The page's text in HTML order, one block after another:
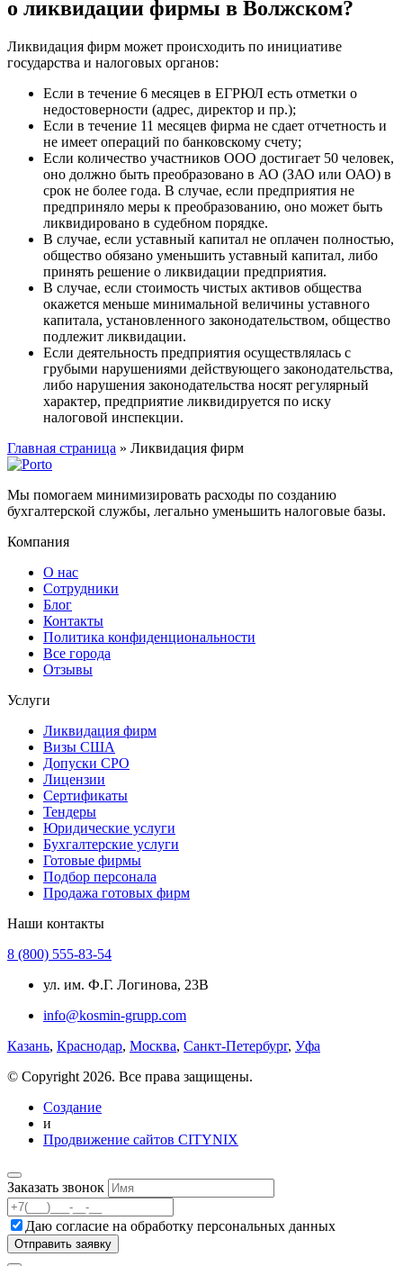
о ликвидации фирмы в Волжском?
Ликвидация фирм может происходить по инициативе
государства и налоговых органов:
Если в течение 6 месяцев в ЕГРЮЛ есть отметки о
недостоверности (адрес, директор и пр.);
Если в течение 11 месяцев фирма не сдает отчетность и
не имеет операций по банковскому счету;
Если количество участников ООО достигает 50 человек,
оно должно быть преобразовано в АО (ЗАО или ОАО) в
срок не более года. В случае, если предприятия не
предприняло меры к преобразованию, оно может быть
ликвидировано в судебном порядке.
В случае, если уставный капитал не оплачен полностью,
общество обязано уменьшить уставный капитал, либо
принять решение о ликвидации предприятия.
В случае, если стоимость чистых активов общества
окажется меньше минимальной величины уставного
капитала, установленного законодательством, общество
подлежит ликвидации.
Если деятельность предприятия осуществлялась с
грубыми нарушениями действующего законодательства,
либо нарушения законодательства носят регулярный
характер, предприятие ликвидируется по иску
налоговой инспекции.
Главная страница » Ликвидация фирм
Мы помогаем минимизировать расходы по созданию
бухгалтерской службы, легально уменьшить налоговые базы.
Компания
О нас
Сотрудники
Блог
Контакты
Политика конфиденциональности
Все города
Отзывы
Услуги
Ликвидация фирм
Визы США
Допуски СРО
Лицензии
Сертификаты
Тендеры
Юридические услуги
Бухгалтерские услуги
Готовые фирмы
Подбор персонала
Продажа готовых фирм
Наши контакты
8 (800) 555-83-54
ул. им. Ф.Г. Логинова, 23В
info@kosmin-grupp.com
Казань, Краснодар, Москва, Санкт-Петербург, Уфа
© Copyright 2026. Все права защищены.
Создание
и
Продвижение сайтов CITYNIX
Заказать звонок
Даю согласие на обработку персональных данных